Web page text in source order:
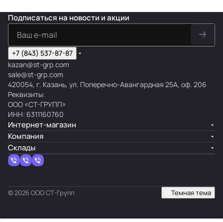
Подписаться на новости и акции
+7 (843) 537-87-87
kazan@st-grp.com
sale@st-grp.com
420054, г. Казань, ул. Поперечно-Авангардная 25А, оф. 206
Реквизиты:
ООО «СТ-ГРУПП»
ИНН: 6311160760
Интернет-магазин
Компания
Склады
© 2026 ООО СТ-Групп Темная тема